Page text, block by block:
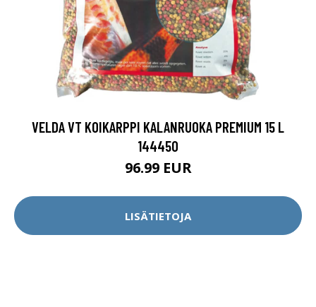
VELDA VT KOIKARPPI KALANRUOKA PREMIUM 15 L
144450
96.99 EUR
LISÄTIETOJA